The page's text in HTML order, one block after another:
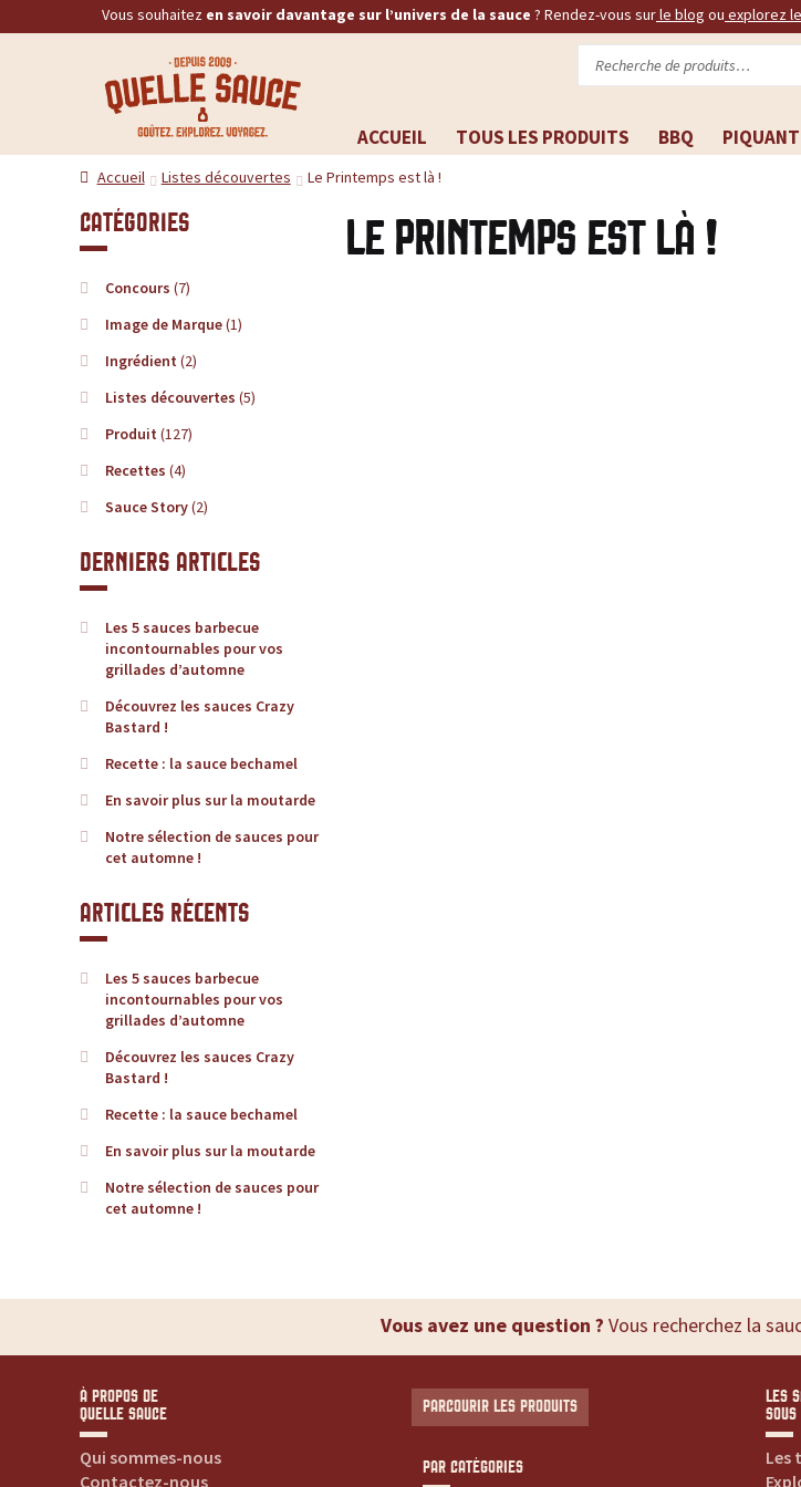
Vous souhaitez en savoir davantage sur l’univers de la sauce ? Rendez-vous surle blog ou explorez
Aller
la
navigation
Aller
contenu
e
l
l
e
S
a
u
c
e
l
e
s
t
e
r
é
é
r
e
n
pour :
ACCUEIL TOUS LES PRODUITS BBQ
Accueil Listes découvertes Le Printemps est là !
Le Printemps est là !
Catégories
Concours (7)
Image de Marque(1)
Ingrédient (2)
Listes découvertes (5)
Produit (127)
Recettes (4)
Sauce Story(2)
Derniers articles
Les 5 sauces barbecue
incontournables pour vos
grillades d’automne
Découvrez les sauces Crazy
Bastard !
Recette : la sauce bechamel
En savoir plus sur la moutarde
Notre sélection de sauces pour
cet automne !
Articles récents
Les 5 sauces barbecue
incontournables pour vos
grillades d’automne
Découvrez les sauces Crazy
Bastard !
Recette : la sauce bechamel
En savoir plus sur la moutarde
Notre sélection de sauces pour
cet automne !
Vous avez une question ? Vous recherchez la
À PROPOS DE
QUELLE SAUCE
Qui sommes-nous
Contactez-nous
PARCOURIR LES PRODUITS
PAR CATÉGORIES
LES
Les